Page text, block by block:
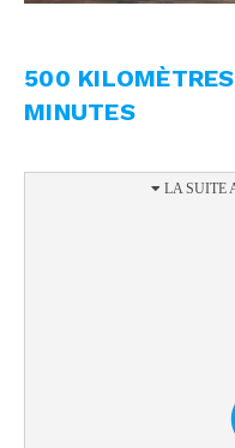
500
MINUTES